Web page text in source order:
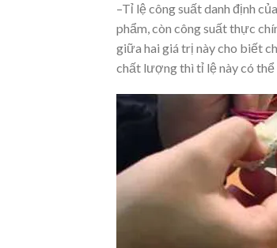
–Tỉ lệ công suất danh định
phẩm, còn công suất thực
giữa hai giá trị này cho biết
chất lượng thì tỉ lệ này có